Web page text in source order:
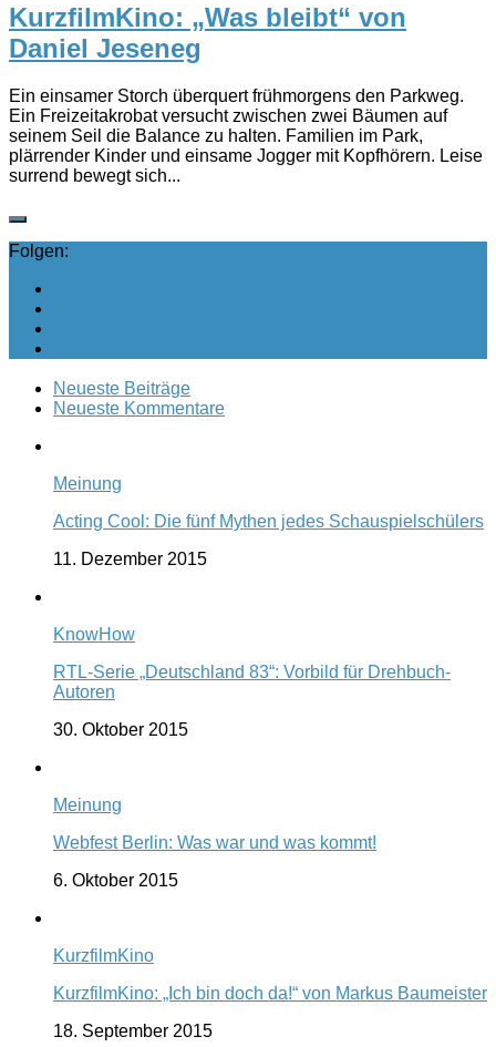
KurzfilmKino: „Was bleibt“ von
Daniel Jeseneg
Ein einsamer Storch überquert frühmorgens den Parkweg.
Ein Freizeitakrobat versucht zwischen zwei Bäumen auf
seinem Seil die Balance zu halten. Familien im Park,
plärrender Kinder und einsame Jogger mit Kopfhörern. Leise
surrend bewegt sich...
Folgen:
Neueste Beiträge
Neueste Kommentare
Meinung
Acting Cool: Die fünf Mythen jedes Schauspielschülers
11. Dezember 2015
KnowHow
RTL-Serie „Deutschland 83“: Vorbild für Drehbuch-
Autoren
30. Oktober 2015
Meinung
Webfest Berlin: Was war und was kommt!
6. Oktober 2015
KurzfilmKino
KurzfilmKino: „Ich bin doch da!“ von Markus Baumeister
18. September 2015